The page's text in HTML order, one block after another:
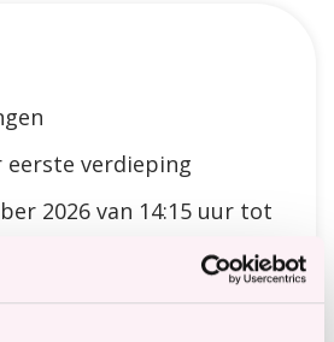
eerste verdieping
2026van 14:15 uur tot